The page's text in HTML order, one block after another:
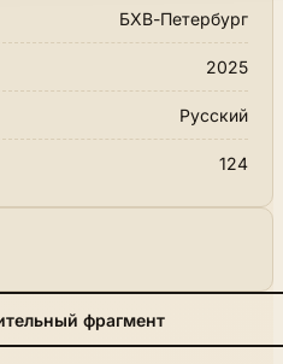
БХВ-Петербург
2025
Русский
124
фрагмент